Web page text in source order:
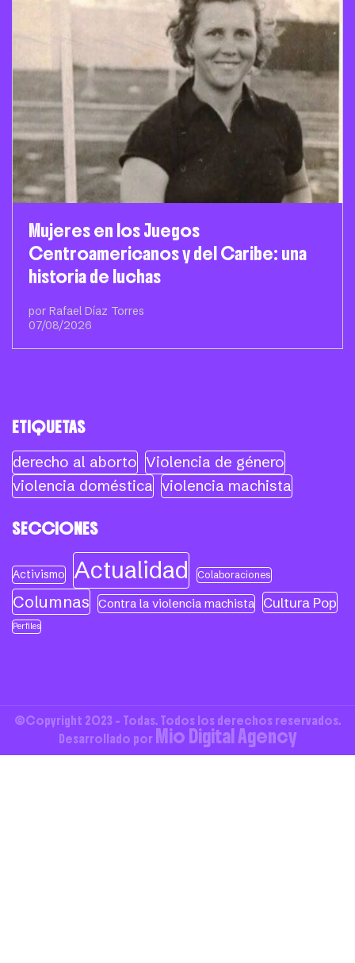
Mujeres en los Juegos
Centroamericanos y del Caribe: una
historia de luchas
por Rafael Díaz Torres
07/08/2026
ETIQUETAS
derecho al aborto Violencia de género
violencia doméstica violencia machista
SECCIONES
Activismo Actualidad Colaboraciones
Columnas Contra la violencia machista Cultura Pop
Perfiles
©Copyright 2023 - Todas. Todos los derechos reservados.
Desarrollado por Mio Digital Agency